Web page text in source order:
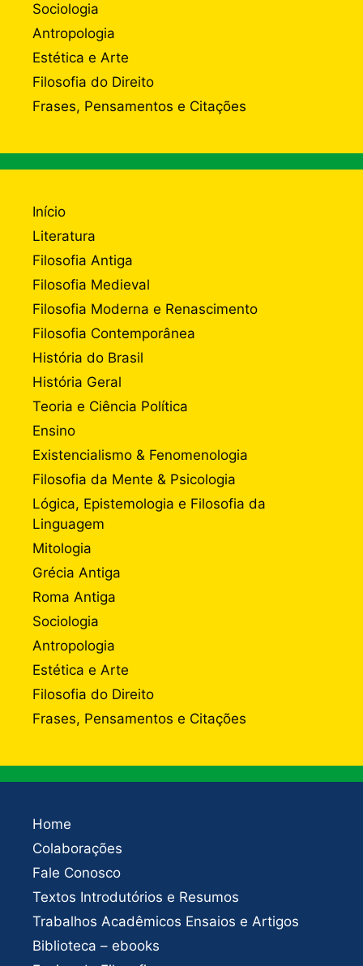
Sociologia
Antropologia
Estética e Arte
Filosofia do Direito
Frases, Pensamentos e Citações
Início
Literatura
Filosofia Antiga
Filosofia Medieval
Filosofia Moderna e Renascimento
Filosofia Contemporânea
História do Brasil
História Geral
Teoria e Ciência Política
Ensino
Existencialismo & Fenomenologia
Filosofia da Mente & Psicologia
Lógica, Epistemologia e Filosofia da
Linguagem
Mitologia
Grécia Antiga
Roma Antiga
Sociologia
Antropologia
Estética e Arte
Filosofia do Direito
Frases, Pensamentos e Citações
Home
Colaborações
Fale Conosco
Textos Introdutórios e Resumos
Trabalhos Acadêmicos Ensaios e Artigos
Biblioteca – ebooks